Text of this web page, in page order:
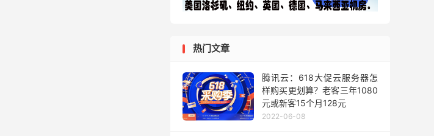
热门文章
腾讯云：618大促云服务器怎
样购买更划算？老客三年1080
元或新客15个月128元
2022-06-08